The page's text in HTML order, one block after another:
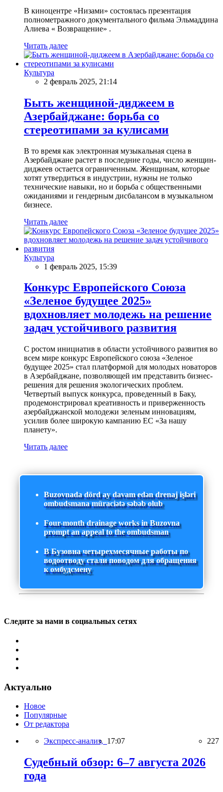
В киноцентре «Низами» состоялась презентация
полнометражного документального фильма Эльмаддина
Алиева « Возвращение» .
Читать далее
Культура
2 февраль 2025, 21:14
Быть женщиной-диджеем в
Азербайджане: борьба со
стереотипами за кулисами
В то время как электронная музыкальная сцена в
Азербайджане растет в последние годы, число женщин-
диджеев остается ограниченным. Женщинам, которые
хотят утвердиться в индустрии, нужны не только
технические навыки, но и борьба с общественными
ожиданиями и гендерным дисбалансом в музыкальном
бизнесе.
Читать далее
Культура
1 февраль 2025, 15:39
Конкурс Европейского Союза
«Зеленое будущее 2025»
вдохновляет молодежь на решение
задач устойчивого развития
С ростом инициатив в области устойчивого развития во
всем мире конкурс Европейского союза «Зеленое
будущее 2025» стал платформой для молодых новаторов
в Азербайджане, позволяющей им представить бизнес-
решения для решения экологических проблем.
Четвертый выпуск конкурса, проведенный в Баку,
продемонстрировал креативность и приверженность
азербайджанской молодежи зеленым инновациям,
усилив более широкую кампанию ЕС «За нашу
планету».
Читать далее
Buzovnada dörd ay davam edən drenaj işləri
ombudsmana müraciətə səbəb olub
Four-month drainage works in Buzovna
prompt an appeal to the ombudsman
В Бузовна четырехмесячные работы по
водоотводу стали поводом для обращения
к омбудсмену
Следите за нами в социальных сетях
Актуально
Новое
Популярные
От редактора
Экспресс-анализ, 17:07 227
Судебный обзор: 6–7 августа 2026
года